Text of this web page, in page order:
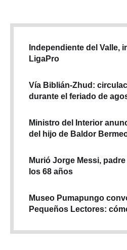
Independiente del Valle,
LigaPro
Vía Biblián-Zhud:
durante el feriado de
Ministro del Interior
del hijo de Baldor
Murió Jorge Messi,
los 68 años
Museo Pumapungo
Pequeños Lectores: